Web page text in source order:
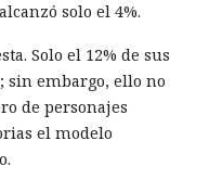
solo el 4%.
Solo el 12% de sus
sin embargo, ello no
de personajes
el modelo